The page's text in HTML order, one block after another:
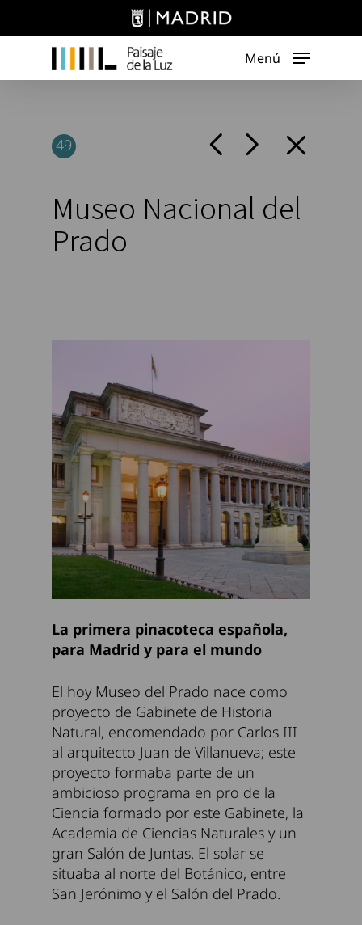
Menú
49
Museo Nacional del
Prado
La primera pinacoteca española,
para Madrid y para el mundo
El hoy Museo del Prado nace como
proyecto de Gabinete de Historia
Natural, encomendado por Carlos III
al arquitecto Juan de Villanueva; este
proyecto formaba parte de un
ambicioso programa en pro de la
Ciencia formado por este Gabinete, la
Academia de Ciencias Naturales y un
gran Salón de Juntas. El solar se
situaba al norte del Botánico, entre
San Jerónimo y el Salón del Prado.